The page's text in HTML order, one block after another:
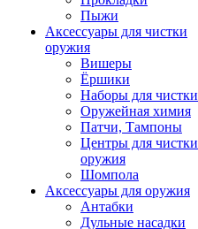
Пыжи
Аксессуары для чистки
оружия
Вишеры
Ёршики
Наборы для чистки
Оружейная химия
Патчи, Тампоны
Центры для чистки
оружия
Шомпола
Аксессуары для оружия
Антабки
Дульные насадки